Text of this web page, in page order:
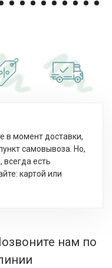
в момент доставки,
самовывоза. Но,
есть
картой или
нам по